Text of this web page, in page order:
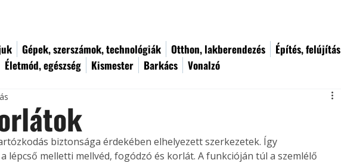
Gépek, szerszámok, technológiák Otthon, lakberendezés Építés, felújítás
Életmód, egészség
Kismester Barkács Vonalzó
biztonsága érdekében elhelyezett szerkezetek. Így
lépcső melletti mellvéd, fogódzó és korlát. A funkcióján túl a szemlélő